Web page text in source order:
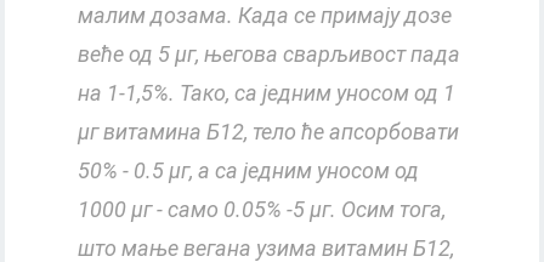
малим дозама. Када се примају дозе
веће од 5 μг, његова сварљивост пада
на 1-1,5%. Тако, са једним уносом од 1
µг витамина Б12, тело ће апсорбовати
50% - 0.5 µг, а са једним уносом од
1000 µг - само 0.05% -5 µг. Осим тога,
што мање вегана узима витамин Б12,